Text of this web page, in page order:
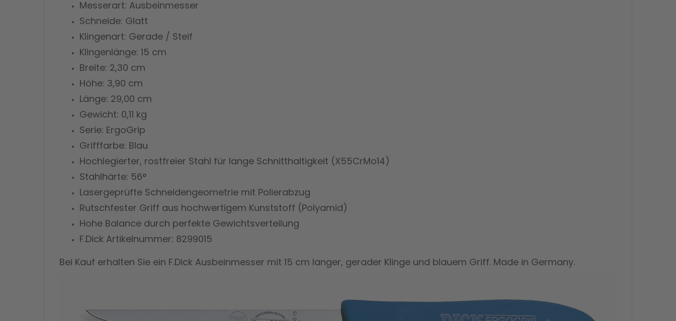
Messerart: Ausbeinmesser
Schneide: Glatt
Klingenart: Gerade / Steif
Klingenlänge: 15 cm
Breite: 2,30 cm
Höhe: 3,90 cm
Länge: 29,00 cm
Gewicht: 0,11 kg
Serie: ErgoGrip
Grifffarbe: Blau
Hochlegierter, rostfreier Stahl für lange Schnitthaltigkeit (X55CrMo14)
Stahlhärte: 56°
Lasergeprüfte Schneidengeometrie mit Polierabzug
Rutschfester Griff aus hochwertigem Kunststoff (Polyamid)
Hohe Balance durch perfekte Gewichtsverteilung
F.Dick Artikelnummer: 8299015
Bei Kauf erhalten Sie ein F.Dick Ausbeinmesser mit 15 cm langer, gerader Klinge und blauem Griff. Made in Germany.